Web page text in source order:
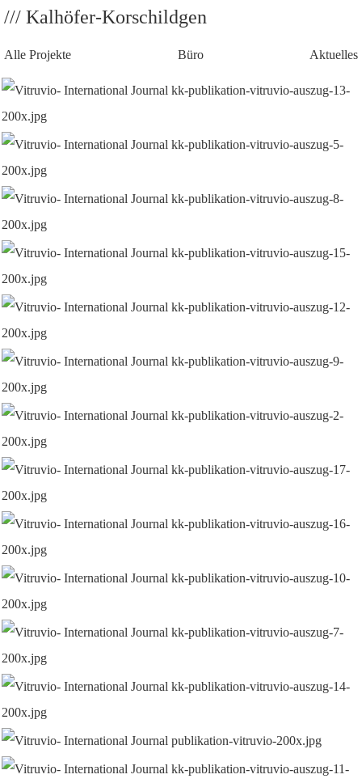
/// Kalhöfer-Korschildgen
Alle Projekte Büro Aktuelles